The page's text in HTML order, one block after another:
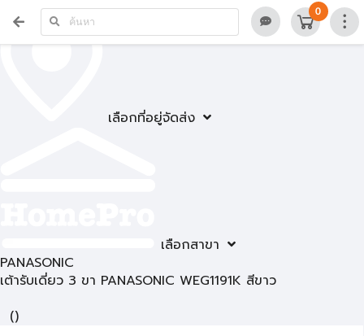
เลือกที่อยู่จัดส่ง
เลือกสาขา
0
PANASONIC
เต้ารับเดี่ยว 3 ขา PANASONIC WEG1191K สีขาว
()